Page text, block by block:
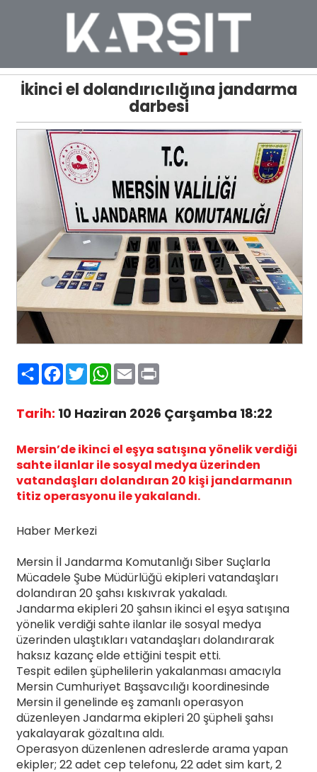
İkinci el dolandırıcılığına jandarma
darbesi
PaylaşFacebook
TwitterWhatsApp
EmailPrint
Tarih: 10 Haziran 2026 Çarşamba 18:22
Mersin’de ikinci el eşya satışına yönelik verdiği
sahte ilanlar ile sosyal medya üzerinden
vatandaşları dolandıran 20 kişi jandarmanın
titiz operasyonu ile yakalandı.
Haber Merkezi
Mersin İl Jandarma Komutanlığı Siber Suçlarla
Mücadele Şube Müdürlüğü ekipleri vatandaşları
dolandıran 20 şahsı kıskıvrak yakaladı.
Jandarma ekipleri 20 şahsın ikinci el eşya satışına
yönelik verdiği sahte ilanlar ile sosyal medya
üzerinden ulaştıkları vatandaşları dolandırarak
haksız kazanç elde ettiğini tespit etti.
Tespit edilen şüphelilerin yakalanması amacıyla
Mersin Cumhuriyet Başsavcılığı koordinesinde
Mersin il genelinde eş zamanlı operasyon
düzenleyen Jandarma ekipleri 20 şüpheli şahsı
yakalayarak gözaltına aldı.
Operasyon düzenlenen adreslerde arama yapan
ekipler; 22 adet cep telefonu, 22 adet sim kart, 2